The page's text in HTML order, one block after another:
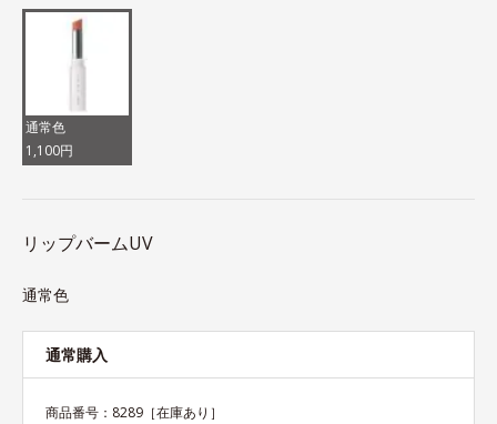
通常色
1,100円
リップバームUV
通常色
通常購入
商品番号： 8289 ［在庫あり］